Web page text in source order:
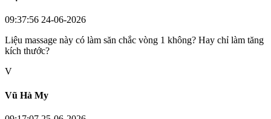
09:37:56 24-06-2026
Liệu massage này có làm săn chắc vòng 1 không? Hay chỉ làm tăng
kích thước?
V
Vũ Hà My